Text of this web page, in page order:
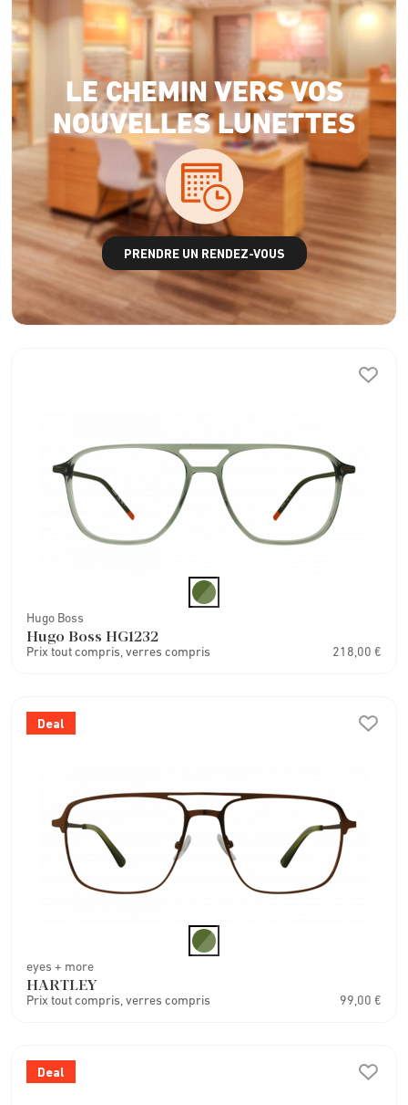
LE CHEMIN VERS VOS
NOUVELLES LUNETTES
PRENDRE UN RENDEZ-VOUS
Hugo Boss
Hugo Boss HG1232
Prix tout compris, verres compris 218,00 €
Deal
eyes + more
HARTLEY
Prix tout compris, verres compris 99,00 €
Deal